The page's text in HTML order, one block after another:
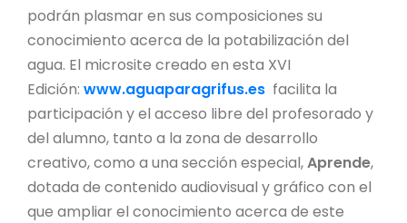
podrán plasmar en sus composiciones su
conocimiento acerca de la potabilización del
agua. El microsite creado en esta XVI
Edición: www.aguaparagrifus.es facilita la
participación y el acceso libre del profesorado y
del alumno, tanto a la zona de desarrollo
creativo, como a una sección especial,Aprende,
dotada de contenido audiovisual y gráfico con el
que ampliar el conocimiento acerca de este